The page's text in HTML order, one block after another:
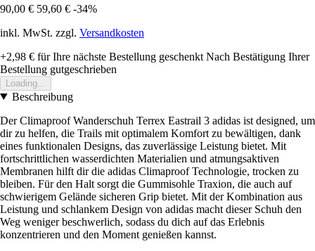
90,00 € 59,60 € -34%
inkl. MwSt. zzgl. Versandkosten
+2,98 € für Ihre nächste Bestellung geschenkt Nach Bestätigung Ihrer
Bestellung gutgeschrieben
Loading...
Beschreibung
Der Climaproof Wanderschuh Terrex Eastrail 3 adidas ist designed, um
dir zu helfen, die Trails mit optimalem Komfort zu bewältigen, dank
eines funktionalen Designs, das zuverlässige Leistung bietet. Mit
fortschrittlichen wasserdichten Materialien und atmungsaktiven
Membranen hilft dir die adidas Climaproof Technologie, trocken zu
bleiben. Für den Halt sorgt die Gummisohle Traxion, die auch auf
schwierigem Gelände sicheren Grip bietet. Mit der Kombination aus
Leistung und schlankem Design von adidas macht dieser Schuh den
Weg weniger beschwerlich, sodass du dich auf das Erlebnis
konzentrieren und den Moment genießen kannst.